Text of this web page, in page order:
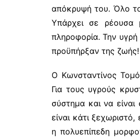
απόκρυψή του. Όλο το
Υπάρχει σε ρέουσα
πληροφορία. Την υγρή
προϋπήρξαν της ζωής!
Ο Κωνσταντίνος
Για τους υγρούς
σύστημα και να
είναι κάτι
η πολυεπίπεδη